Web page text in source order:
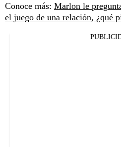
Conoce más: Marlon le
el juego de una relación, ¿qué